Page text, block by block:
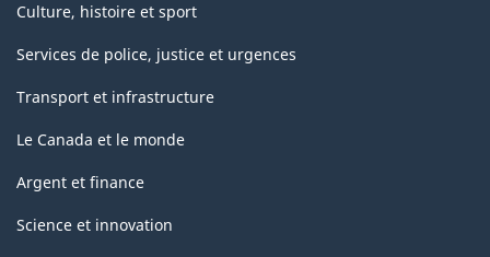
Culture, histoire et sport
Services de police, justice et urgences
Transport et infrastructure
Le Canada et le monde
Argent et finance
Science et innovation